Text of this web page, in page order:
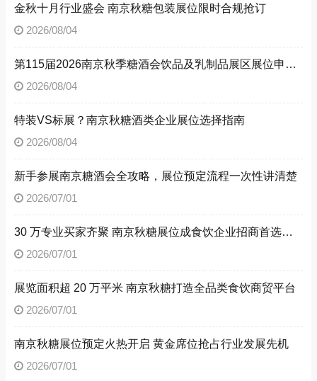
金秋十月行业盛会 南京秋糖包装展位限时合规抢订
2026/08/04
第115届2026南京秋季糖酒会饮品及乳制品展区展位申请技巧
2026/08/04
特装VS标展？南京秋糖酒类企业展位选择指南
2026/08/04
新手参展南京糖酒会全攻略，展位预定流程一次性讲清楚
2026/07/01
30 万专业买家齐聚 南京秋糖展位成食饮企业招商首选阵地
2026/07/01
展览面积超 20 万平米 南京秋糖打造全品类食饮商贸平台
2026/07/01
南京秋糖展位预定火热开启 黄金席位抢占行业发展先机
2026/07/01